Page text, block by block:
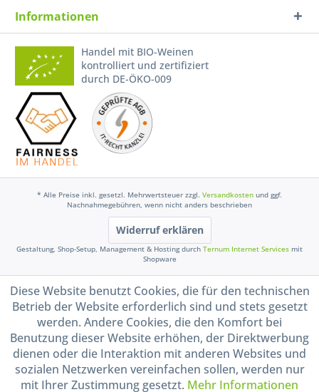
Informationen
Handel mit BIO-Weinen
kontrolliert und zertifiziert
durch DE-ÖKO-009
* Alle Preise inkl. gesetzl. Mehrwertsteuer zzgl. Versandkosten und ggf.
Nachnahmegebühren, wenn nicht anders beschrieben
Widerruf erklären
Gestaltung, Shop-Setup, Management & Hosting durch Ternum Internet Services mit
Shopware
Diese Website benutzt Cookies, die für den technischen
Betrieb der Website erforderlich sind und stets gesetzt
werden. Andere Cookies, die den Komfort bei
Benutzung dieser Website erhöhen, der Direktwerbung
dienen oder die Interaktion mit anderen Websites und
sozialen Netzwerken vereinfachen sollen, werden nur
mit Ihrer Zustimmung gesetzt. Mehr Informationen